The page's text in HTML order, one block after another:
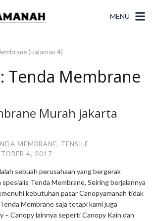
MENU
(Halaman 4)
Tenda Membrane
Murah jakarta
MEMBRANE, TENSILE
4, 2017
sebuah perusahaan yang bergerak
Tenda Membrane, Seiring berjalannya
kebutuhan pasar Canopyamanah tidak
Membrane saja tetapi kami juga
– Canopy lainnya seperti Canopy Kain dan